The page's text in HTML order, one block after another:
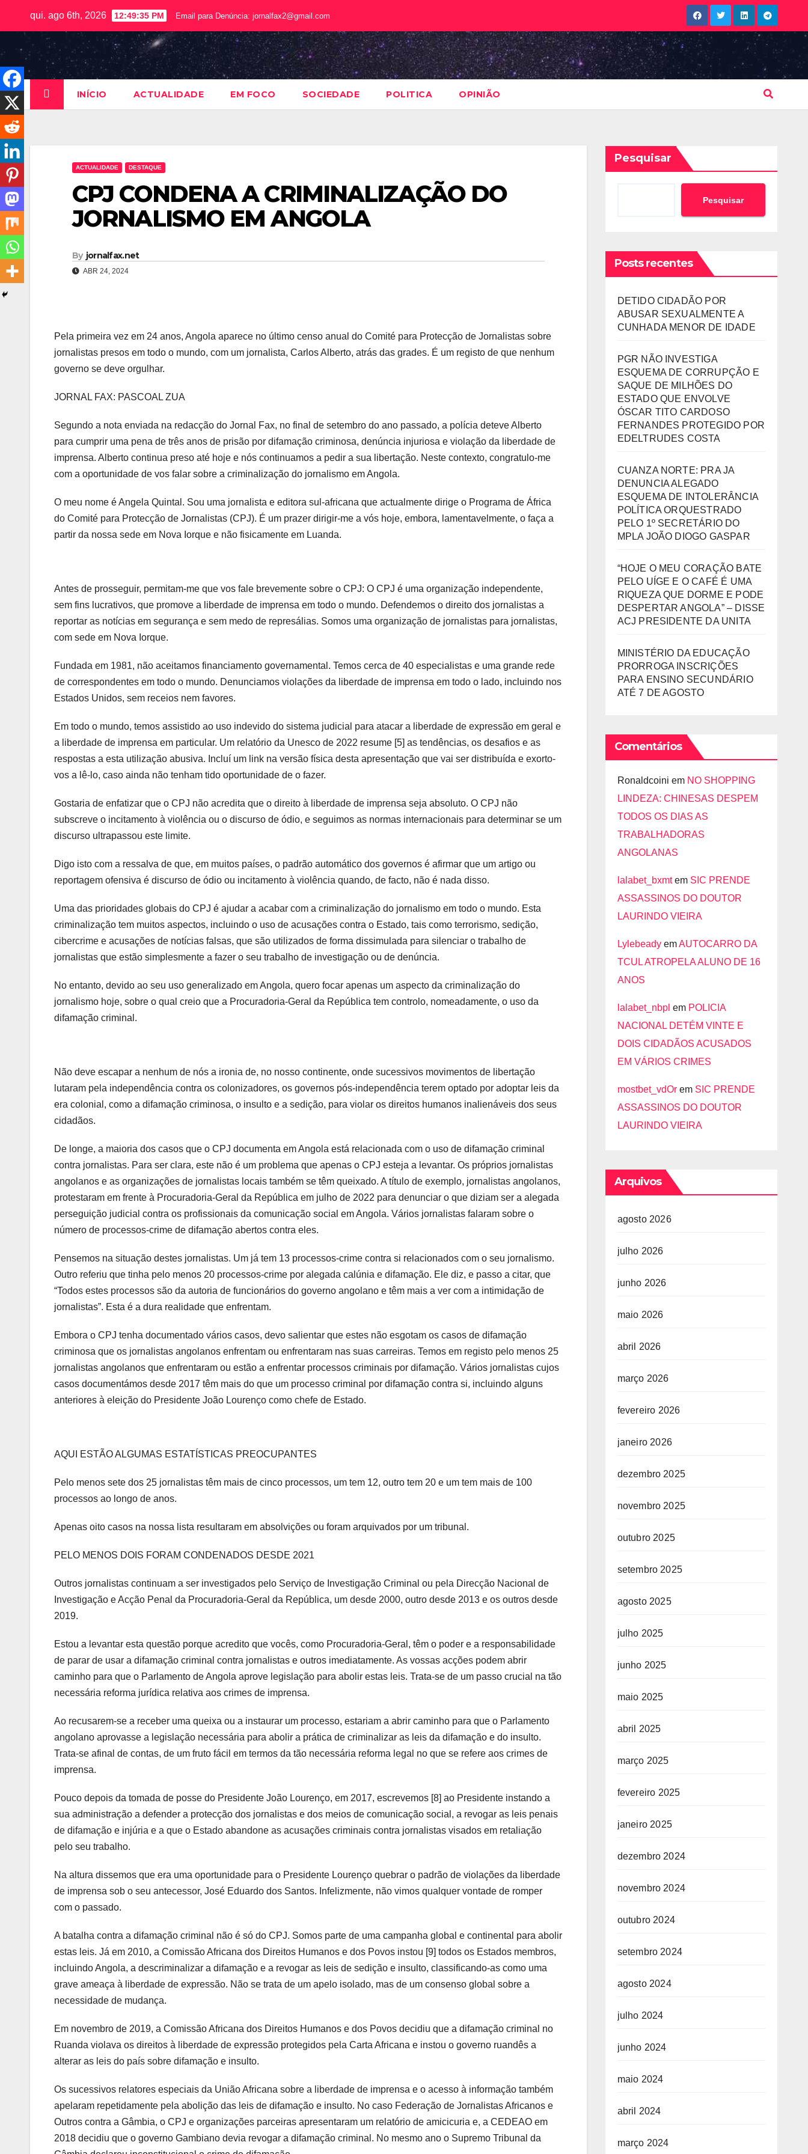
qui. ago 6th, 2026 12:49:36 PM Email para Denúncia: jornalfax2@gmail.com
INÍCIO ACTUALIDADE EM FOCO SOCIEDADE POLITICA OPINIÃO
ACTUALIDADE DESTAQUE
CPJ CONDENA A CRIMINALIZAÇÃO DO
JORNALISMO EM ANGOLA
By jornalfax.net
ABR 24, 2024
Pela primeira vez em 24 anos, Angola aparece no último censo anual do Comité para Protecção de Jornalistas sobre
jornalistas presos em todo o mundo, com um jornalista, Carlos Alberto, atrás das grades. É um registo de que nenhum
governo se deve orgulhar.
JORNAL FAX: PASCOAL ZUA
Segundo a nota enviada na redacção do Jornal Fax, no final de setembro do ano passado, a polícia deteve Alberto
para cumprir uma pena de três anos de prisão por difamação criminosa, denúncia injuriosa e violação da liberdade de
imprensa. Alberto continua preso até hoje e nós continuamos a pedir a sua libertação. Neste contexto, congratulo-me
com a oportunidade de vos falar sobre a criminalização do jornalismo em Angola.
O meu nome é Angela Quintal. Sou uma jornalista e editora sul-africana que actualmente dirige o Programa de África
do Comité para Protecção de Jornalistas (CPJ). É um prazer dirigir-me a vós hoje, embora, lamentavelmente, o faça a
partir da nossa sede em Nova Iorque e não fisicamente em Luanda.
Antes de prosseguir, permitam-me que vos fale brevemente sobre o CPJ: O CPJ é uma organização independente,
sem fins lucrativos, que promove a liberdade de imprensa em todo o mundo. Defendemos o direito dos jornalistas a
reportar as notícias em segurança e sem medo de represálias. Somos uma organização de jornalistas para jornalistas,
com sede em Nova Iorque.
Fundada em 1981, não aceitamos financiamento governamental. Temos cerca de 40 especialistas e uma grande rede
de correspondentes em todo o mundo. Denunciamos violações da liberdade de imprensa em todo o lado, incluindo nos
Estados Unidos, sem receios nem favores.
Em todo o mundo, temos assistido ao uso indevido do sistema judicial para atacar a liberdade de expressão em geral e
a liberdade de imprensa em particular. Um relatório da Unesco de 2022 resume [5] as tendências, os desafios e as
respostas a esta utilização abusiva. Incluí um link na versão física desta apresentação que vai ser distribuída e exorto-
vos a lê-lo, caso ainda não tenham tido oportunidade de o fazer.
Gostaria de enfatizar que o CPJ não acredita que o direito à liberdade de imprensa seja absoluto. O CPJ não
subscreve o incitamento à violência ou o discurso de ódio, e seguimos as normas internacionais para determinar se um
discurso ultrapassou este limite.
Digo isto com a ressalva de que, em muitos países, o padrão automático dos governos é afirmar que um artigo ou
reportagem ofensiva é discurso de ódio ou incitamento à violência quando, de facto, não é nada disso.
Uma das prioridades globais do CPJ é ajudar a acabar com a criminalização do jornalismo em todo o mundo. Esta
criminalização tem muitos aspectos, incluindo o uso de acusações contra o Estado, tais como terrorismo, sedição,
cibercrime e acusações de notícias falsas, que são utilizados de forma dissimulada para silenciar o trabalho de
jornalistas que estão simplesmente a fazer o seu trabalho de investigação ou de denúncia.
No entanto, devido ao seu uso generalizado em Angola, quero focar apenas um aspecto da criminalização do
jornalismo hoje, sobre o qual creio que a Procuradoria-Geral da República tem controlo, nomeadamente, o uso da
difamação criminal.
Não deve escapar a nenhum de nós a ironia de, no nosso continente, onde sucessivos movimentos de libertação
lutaram pela independência contra os colonizadores, os governos pós-independência terem optado por adoptar leis da
era colonial, como a difamação criminosa, o insulto e a sedição, para violar os direitos humanos inalienáveis dos seus
cidadãos.
De longe, a maioria dos casos que o CPJ documenta em Angola está relacionada com o uso de difamação criminal
contra jornalistas. Para ser clara, este não é um problema que apenas o CPJ esteja a levantar. Os próprios jornalistas
angolanos e as organizações de jornalistas locais também se têm queixado. A título de exemplo, jornalistas angolanos,
protestaram em frente à Procuradoria-Geral da República em julho de 2022 para denunciar o que diziam ser a alegada
perseguição judicial contra os profissionais da comunicação social em Angola. Vários jornalistas falaram sobre o
número de processos-crime de difamação abertos contra eles.
Pensemos na situação destes jornalistas. Um já tem 13 processos-crime contra si relacionados com o seu jornalismo.
Outro referiu que tinha pelo menos 20 processos-crime por alegada calúnia e difamação. Ele diz, e passo a citar, que
“Todos estes processos são da autoria de funcionários do governo angolano e têm mais a ver com a intimidação de
jornalistas”. Esta é a dura realidade que enfrentam.
Embora o CPJ tenha documentado vários casos, devo salientar que estes não esgotam os casos de difamação
criminosa que os jornalistas angolanos enfrentam ou enfrentaram nas suas carreiras. Temos em registo pelo menos 25
jornalistas angolanos que enfrentaram ou estão a enfrentar processos criminais por difamação. Vários jornalistas cujos
casos documentámos desde 2017 têm mais do que um processo criminal por difamação contra si, incluindo alguns
anteriores à eleição do Presidente João Lourenço como chefe de Estado.
AQUI ESTÃO ALGUMAS ESTATÍSTICAS PREOCUPANTES
Pelo menos sete dos 25 jornalistas têm mais de cinco processos, um tem 12, outro tem 20 e um tem mais de 100
processos ao longo de anos.
Apenas oito casos na nossa lista resultaram em absolvições ou foram arquivados por um tribunal.
PELO MENOS DOIS FORAM CONDENADOS DESDE 2021
Outros jornalistas continuam a ser investigados pelo Serviço de Investigação Criminal ou pela Direcção Nacional de
Investigação e Acção Penal da Procuradoria-Geral da República, um desde 2000, outro desde 2013 e os outros desde
2019.
Estou a levantar esta questão porque acredito que vocês, como Procuradoria-Geral, têm o poder e a responsabilidade
de parar de usar a difamação criminal contra jornalistas e outros imediatamente. As vossas acções podem abrir
caminho para que o Parlamento de Angola aprove legislação para abolir estas leis. Trata-se de um passo crucial na tão
necessária reforma jurídica relativa aos crimes de imprensa.
Ao recusarem-se a receber uma queixa ou a instaurar um processo, estariam a abrir caminho para que o Parlamento
angolano aprovasse a legislação necessária para abolir a prática de criminalizar as leis da difamação e do insulto.
Trata-se afinal de contas, de um fruto fácil em termos da tão necessária reforma legal no que se refere aos crimes de
imprensa.
Pouco depois da tomada de posse do Presidente João Lourenço, em 2017, escrevemos [8] ao Presidente instando a
sua administração a defender a protecção dos jornalistas e dos meios de comunicação social, a revogar as leis penais
de difamação e injúria e a que o Estado abandone as acusações criminais contra jornalistas visados em retaliação
pelo seu trabalho.
Na altura dissemos que era uma oportunidade para o Presidente Lourenço quebrar o padrão de violações da liberdade
de imprensa sob o seu antecessor, José Eduardo dos Santos. Infelizmente, não vimos qualquer vontade de romper
com o passado.
A batalha contra a difamação criminal não é só do CPJ. Somos parte de uma campanha global e continental para abolir
estas leis. Já em 2010, a Comissão Africana dos Direitos Humanos e dos Povos instou [9] todos os Estados membros,
incluindo Angola, a descriminalizar a difamação e a revogar as leis de sedição e insulto, classificando-as como uma
grave ameaça à liberdade de expressão. Não se trata de um apelo isolado, mas de um consenso global sobre a
necessidade de mudança.
Em novembro de 2019, a Comissão Africana dos Direitos Humanos e dos Povos decidiu que a difamação criminal no
Ruanda violava os direitos à liberdade de expressão protegidos pela Carta Africana e instou o governo ruandês a
alterar as leis do país sobre difamação e insulto.
Os sucessivos relatores especiais da União Africana sobre a liberdade de imprensa e o acesso à informação também
apelaram repetidamente pela abolição das leis de difamação e insulto. No caso Federação de Jornalistas Africanos e
Outros contra a Gâmbia, o CPJ e organizações parceiras apresentaram um relatório de amicicuria e, a CEDEAO em
2018 decidiu que o governo Gambiano devia revogar a difamação criminal. No mesmo ano o Supremo Tribunal da
Pesquisar
Pesquisar
Posts recentes
DETIDO CIDADÃO POR
ABUSAR SEXUALMENTE A
CUNHADA MENOR DE IDADE
PGR NÃO INVESTIGA
ESQUEMA DE CORRUPÇÃO E
SAQUE DE MILHÕES DO
ESTADO QUE ENVOLVE
ÓSCAR TITO CARDOSO
FERNANDES PROTEGIDO POR
EDELTRUDES COSTA
CUANZA NORTE: PRA JA
DENUNCIA ALEGADO
ESQUEMA DE INTOLERÂNCIA
POLÍTICA ORQUESTRADO
PELO 1º SECRETÁRIO DO
MPLA JOÃO DIOGO GASPAR
“HOJE O MEU CORAÇÃO BATE
PELO UÍGE E O CAFÉ É UMA
RIQUEZA QUE DORME E PODE
DESPERTAR ANGOLA” – DISSE
ACJ PRESIDENTE DA UNITA
MINISTÉRIO DA EDUCAÇÃO
PRORROGA INSCRIÇÕES
PARA ENSINO SECUNDÁRIO
ATÉ 7 DE AGOSTO
Comentários
Ronaldcoini em NO SHOPPING
LINDEZA: CHINESAS DESPEM
TODOS OS DIAS AS
TRABALHADORAS
ANGOLANAS
lalabet_bxmtem SIC PRENDE
ASSASSINOS DO DOUTOR
LAURINDO VIEIRA
LylebeadyemAUTOCARRO DA
TCUL ATROPELA ALUNO DE 16
ANOS
lalabet_nbpl em POLICIA
NACIONAL DETÉM VINTE E
DOIS CIDADÃOS ACUSADOS
EM VÁRIOS CRIMES
mostbet_vdOrem SIC PRENDE
ASSASSINOS DO DOUTOR
LAURINDO VIEIRA
Arquivos
agosto 2026
julho 2026
junho 2026
maio 2026
abril 2026
março 2026
fevereiro 2026
janeiro 2026
dezembro 2025
novembro 2025
outubro 2025
setembro 2025
agosto 2025
julho 2025
junho 2025
maio 2025
abril 2025
março 2025
fevereiro 2025
janeiro 2025
dezembro 2024
novembro 2024
outubro 2024
setembro 2024
agosto 2024
julho 2024
junho 2024
maio 2024
abril 2024
março 2024